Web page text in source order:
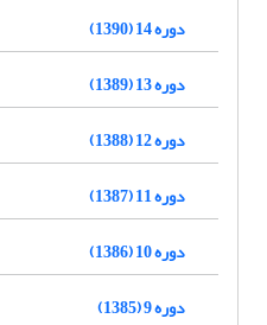
دوره 14 (1390)
دوره 13 (1389)
دوره 12 (1388)
دوره 11 (1387)
دوره 10 (1386)
دوره 9 (1385)